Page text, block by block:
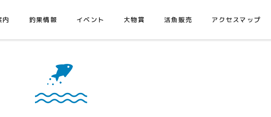
内 釣果情報 イベント 大物賞 活魚販売 アクセスマップ